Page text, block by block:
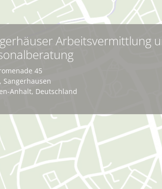
Arbeitsvermittlung
45
Sangerhausen
Anhalt, Deutschland